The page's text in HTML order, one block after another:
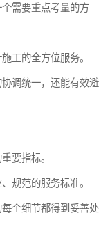
需要重点考量的方
工的全方位服务。
调统一，还能有效避
要指标。
规范的服务标准。
个细节都得到妥善处